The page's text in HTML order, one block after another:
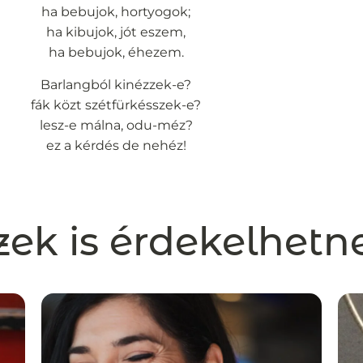
ha bebujok, hortyogok;
ha kibujok, jót eszem,
ha bebujok, éhezem.
Barlangból kinézzek-e?
fák közt szétfürkésszek-e?
lesz-e málna, odu-méz?
ez a kérdés de nehéz!
is